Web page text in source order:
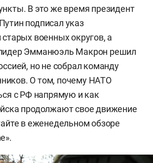
В это же время президент
подписал указ
военных округов, а
Эмманюэль Макрон решил
но не собрал команду
О том, почему НАТО
с РФ напрямую и как
продолжают свое движение
в еженедельном обзоре